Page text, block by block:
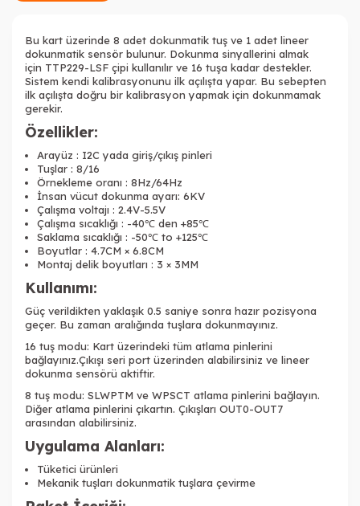
Bu kart üzerinde 8 adet dokunmatik tuş ve 1 adet lineer
dokunmatik sensör bulunur. Dokunma sinyallerini almak
için TTP229-LSF çipi kullanılır ve 16 tuşa kadar destekler.
Sistem kendi kalibrasyonunu ilk açılışta yapar. Bu sebepten
ilk açılışta doğru bir kalibrasyon yapmak için dokunmamak
gerekir.
Özellikler:
Arayüz : I2C yada giriş/çıkış pinleri
Tuşlar : 8/16
Örnekleme oranı : 8Hz/64Hz
İnsan vücut dokunma ayarı: 6KV
Çalışma voltajı : 2.4V-5.5V
Çalışma sıcaklığı : -40℃ den +85℃
Saklama sıcaklığı : -50℃ to +125℃
Boyutlar : 4.7CM × 6.8CM
Montaj delik boyutları : 3 × 3MM
Kullanımı:
Güç verildikten yaklaşık 0.5 saniye sonra hazır pozisyona
geçer. Bu zaman aralığında tuşlara dokunmayınız.
16 tuş modu: Kart üzerindeki tüm atlama pinlerini
bağlayınız.Çıkışı seri port üzerinden alabilirsiniz ve lineer
dokunma sensörü aktiftir.
8 tuş modu: SLWPTM ve WPSCT atlama pinlerini bağlayın.
Diğer atlama pinlerini çıkartın. Çıkışları OUT0-OUT7
arasından alabilirsiniz.
Uygulama Alanları:
Tüketici ürünleri
Mekanik tuşları dokunmatik tuşlara çevirme